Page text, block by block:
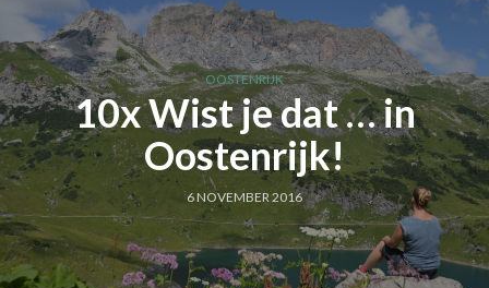
OOSTENRIJK
10x Wist je dat … in
Oostenrijk!
6 NOVEMBER 2016